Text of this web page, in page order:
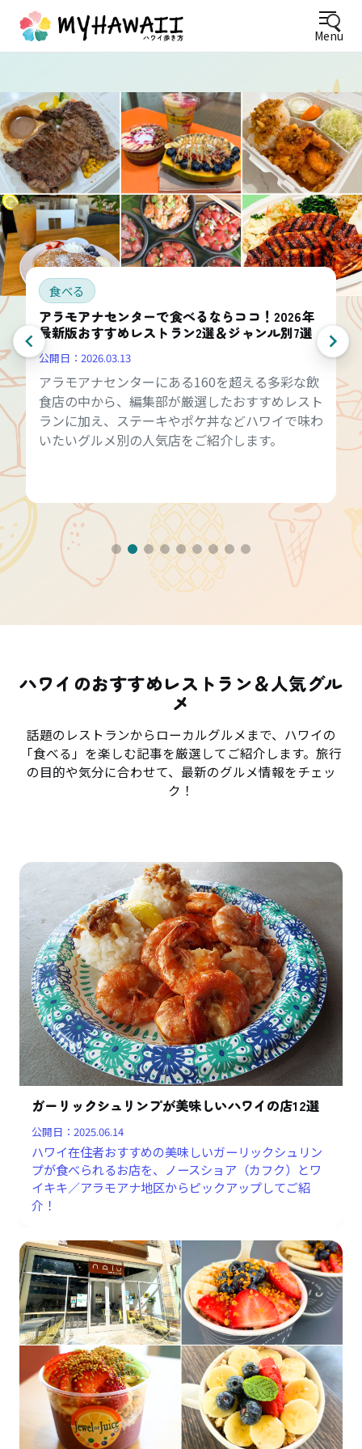
Menu
食べる
アラモアナセンターで食べるならココ！2026年
最新版おすすめレストラン2選＆ジャンル別7選
公開日： 2026.03.13
アラモアナセンターにある160を超える多彩な飲
食店の中から、編集部が厳選したおすすめレスト
ランに加え、ステーキやポケ丼などハワイで味わ
いたいグルメ別の人気店をご紹介します。
ハワイのおすすめレストラン＆人気グル
メ
話題のレストランからローカルグルメまで、ハワイの
「食べる」を楽しむ記事を厳選してご紹介します。旅行
の目的や気分に合わせて、最新のグルメ情報をチェッ
ク！
ガーリックシュリンプが美味しいハワイの店12選
公開日：2025.06.14
ハワイ在住者おすすめの美味しいガーリックシュリン
プが食べられるお店を、ノースショア（カフク）とワ
イキキ／アラモアナ地区からピックアップしてご紹
介！